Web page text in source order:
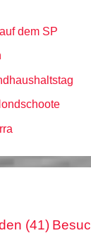
dem SP
(41)